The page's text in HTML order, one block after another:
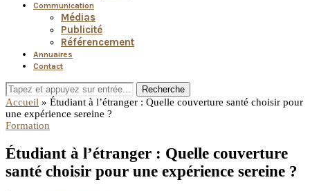
Communication
Médias
Publicité
Référencement
Annuaires
Contact
Recherche
Accueil » Étudiant à l’étranger : Quelle couverture santé choisir pour
une expérience sereine ?
Formation
Étudiant à l’étranger : Quelle couverture
santé choisir pour une expérience sereine ?